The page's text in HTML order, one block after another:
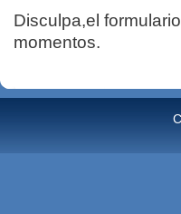
Disculpa,el
momentos.